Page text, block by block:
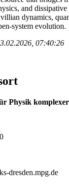
and
dynamics,
system evolution.
07:40:26
Physik komplexer
dresden.mpg.de